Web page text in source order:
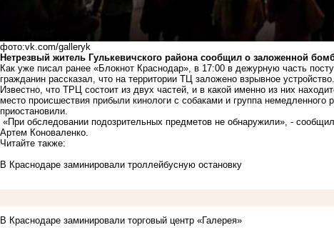
фото:vk.com/galleryk
Нетрезвый житель Гулькевичского района сообщил о заложенной
Как уже писал ранее «Блокнот Краснодар», в 17:00 в дежурную часть
гражданин рассказал, что на территории ТЦ заложено взрывное устройство.
Известно, что ТРЦ состоит из двух частей, и в какой именно из них
место происшествия прибыли кинологи с собаками и группа немедленного
приостановили.
«При обследовании подозрительных предметов не обнаружили», -
Артем Коноваленко.
Читайте также:
В Краснодаре заминировали троллейбусную остановку
В Краснодаре заминировали торговый центр «Галерея»